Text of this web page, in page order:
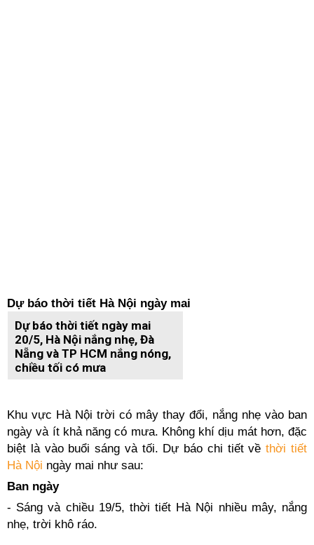
Dự báo thời tiết Hà Nội ngày mai
Dự báo thời tiết ngày mai
20/5, Hà Nội nắng nhẹ, Đà
Nẵng và TP HCM nắng nóng,
chiều tối có mưa
Khu vực Hà Nội trời có mây thay đổi, nắng nhẹ vào ban
ngày và ít khả năng có mưa. Không khí dịu mát hơn, đặc
biệt là vào buổi sáng và tối. Dự báo chi tiết về thời tiết
Hà Nội ngày mai như sau:
Ban ngày
- Sáng và chiều 19/5, thời tiết Hà Nội nhiều mây, nắng
nhẹ, trời khô ráo.